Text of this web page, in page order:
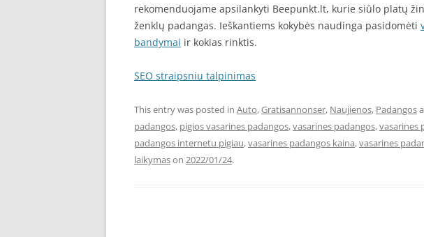
rekomenduojame apsilankyti Beepunkt.lt, kurie siūlo platų
ženklų padangas. Ieškantiems kokybės naudinga pasidomėti
bandymai ir kokias rinktis.
SEO straipsniu talpinimas
This entry was posted in Auto,Gratisannonser, Naujienos, Padangos
padangos, pigios vasarines padangos,vasarines padangos,vasarines
padangos internetu pigiau,vasarines padangos kaina,vasarines
laikymason 2022/01/24.